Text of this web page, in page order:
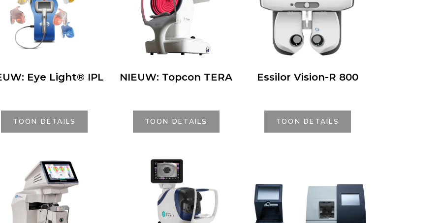
Eye Light® IPL
TOON DETAILS
NIEUW: Topcon TERA
TOON DETAILS
Essilor Vision-R 800
TOON DETAILS